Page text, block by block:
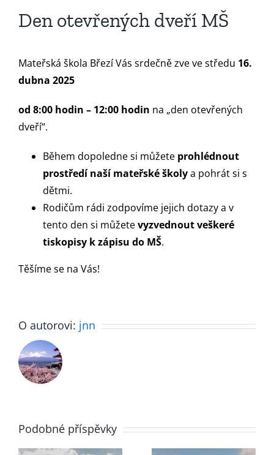
Den otevřených dveří MŠ
Mateřská škola Březí Vás srdečně zve ve středu 16.
dubna 2025
od 8:00 hodin – 12:00 hodin na „den otevřených
dveří“.
Během dopoledne si můžete prohlédnout
prostředí naší mateřské školya pohrát si s
dětmi.
Rodičům rádi zodpovíme jejich dotazy a v
tento den si můžetevyzvednout veškeré
tiskopisy k zápisu do MŠ.
Těšíme se na Vás!
O autorovi: jnn
Podobné příspěvky